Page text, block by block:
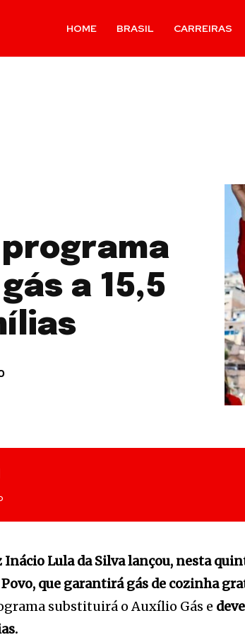
HOME BRASIL CARREIRAS
a 15,5
Inácio Lula da Silva lançou, nesta
que garantirá gás de cozinha
substituirá o Auxílio Gás e